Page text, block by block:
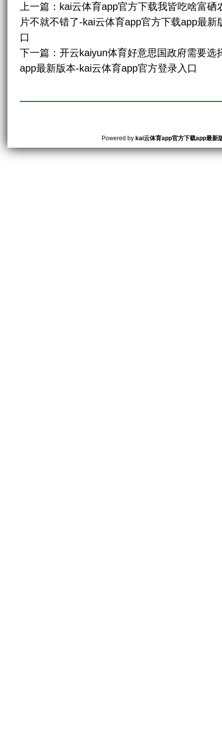
上一篇： kai云体育app官方下载我皆吃啥富
片不就不错了-kai云体育app官方下载app最
口
下一篇： 开云kaiyun体育好意思国政府需要选
app最新版本-kai云体育app官方登录入口
Powered by kai云体育app官方下载app最新